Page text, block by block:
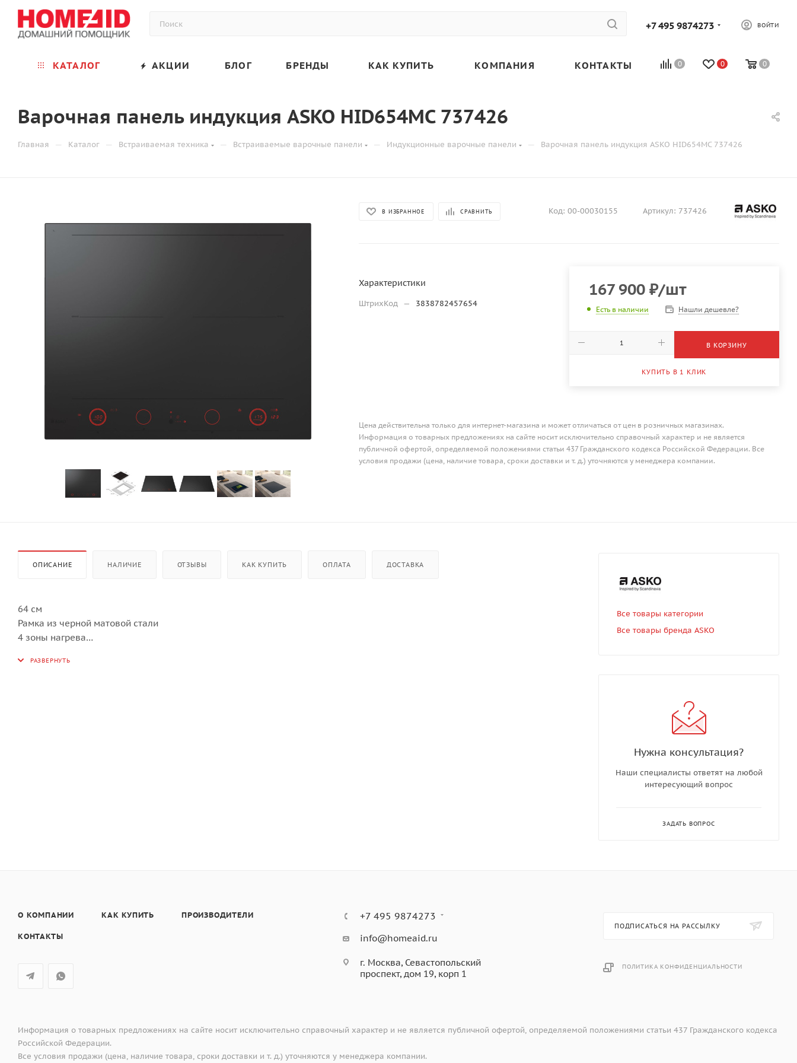
+7 495 9874273 ВОЙТИ
0 0 0
КАТАЛОГ АКЦИИ БЛОГ БРЕНДЫ КАК КУПИТЬ КОМПАНИЯ КОНТАКТЫ
Варочная панель индукция ASKO HID654MC 737426
Главная — Каталог — Встраиваемая техника — Встраиваемые варочные панели — Индукционные варочные панели — Варочная панель индукция ASKO HID654MC 737426
В ИЗБРАННОЕ СРАВНИТЬ Код: 00-00030155 Артикул: 737426
Характеристики
ШтрихКод — 3838782457654
167 900₽/шт
Есть в наличии Нашли дешевле?
В КОРЗИНУ
КУПИТЬ В 1 КЛИК
Цена действительна только для интернет-магазина и может отличаться от цен в розничных магазинах.
Информация о товарных предложениях на сайте носит исключительно справочный характер и не является
публичной офертой, определяемой положениями статьи 437 Гражданского кодекса Российской Федерации. Все
условия продажи (цена, наличие товара, сроки доставки и т. д.) уточняются у менеджера компании.
ОПИСАНИЕ НАЛИЧИЕ ОТЗЫВЫ КАК КУПИТЬ ОПЛАТА ДОСТАВКА
64 см
Рамка из черной матовой стали
4 зоны нагрева
Точный контроль температуры нагрева посуды и продуктов
Термозонд для подключения к системе Celsius°Cooking™
Все товары категории
Все товары бренда ASKO
Нужна консультация?
Наши специалисты ответят на любой
интересующий вопрос
ЗАДАТЬ ВОПРОС
О КОМПАНИИ КАК КУПИТЬ ПРОИЗВОДИТЕЛИ
КОНТАКТЫ
+7 495 9874273
info@homeaid.ru
г. Москва, Севастопольский
проспект, дом 19, корп 1
ПОДПИСАТЬСЯ НА РАССЫЛКУ
ПОЛИТИКА КОНФИДЕНЦИАЛЬНОСТИ
Информация о товарных предложениях на сайте носит исключительно справочный характер и не является публичной офертой, определяемой положениями статьи 437 Гражданского кодекса
Российской Федерации.
Все условия продажи (цена, наличие товара, сроки доставки и т. д.) уточняются у менеджера компании.